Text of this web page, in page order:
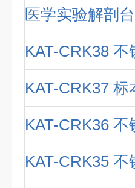
医学实验解剖台
KAT-CRK38
KAT-CRK37
KAT-CRK36
KAT-CRK35